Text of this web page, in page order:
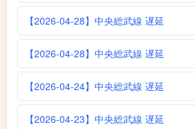
【2026-04-28】中央総武線 遅延
【2026-04-28】中央総武線 遅延
【2026-04-24】中央総武線 遅延
【2026-04-23】中央総武線 遅延